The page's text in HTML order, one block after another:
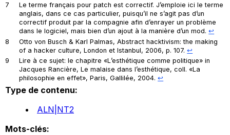
7
Le terme français pourpatchest correctif. J’emploie ici le terme
anglais, dans ce cas particulier, puisqu’il ne s’agit pas d’un
correctif produit par la compagnie afin d’enrayer un problème
dans le logiciel, mais bien d’un ajout à la manière d’unmod.↩︎
8
Otto von Busch & Karl Palmas,Abstract hacktivism: the making
of a hacker culture, London et Istanbul, 2006, p. 107.↩︎
9
Lire à ce sujet: le chapitre «L’esthétique comme politique» in
Jacques Rancière,Le malaise dans l’esthétique, coll. «La
philosophie en effet», Paris, Gallilée, 2004.↩︎
Type de contenu:
ALN|NT2
Mots-clés: